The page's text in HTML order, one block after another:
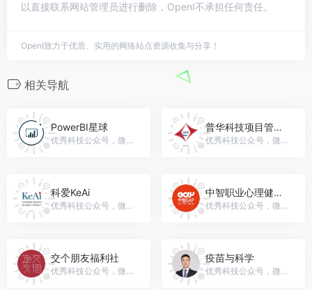
以直接联系网站管理员进行删除，OpenI不承担任何责任。
OpenI致力于优质、实用的网络站点资源收集与分享！
相关导航
PowerBI星球
优秀科技公众号，微信号：PowerBIStar
普华科技项目管理平台
优秀科技公众号，微信号：powerpms
科爱KeAi
优秀科技公众号，微信号：KeAi_pub
中智职业心理健康中心
优秀科技公众号，微信号：gh_7457745f9f4e
交个朋友福利社
优秀科技公众号，微信号：jiaogepengyouttt
疫苗与科学
优秀科技公众号，微信号：Vac-Sci